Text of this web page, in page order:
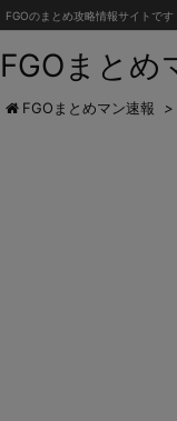
FGOまとめ
FGOのまとめ攻略情報サイトです
FGOまとめマン速報 >